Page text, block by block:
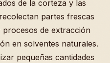
de la corteza y las
partes frescas
procesos de extracción
en solventes naturales.
pequeñas cantidades